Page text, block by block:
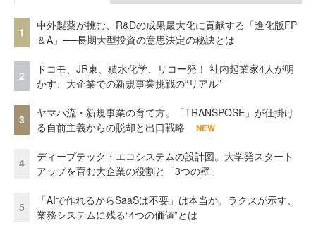
1
中外製薬が挑む、R&Dの成果最大化に貢献する「進化版FP
＆A」──長期大型投資の意思決定の秘訣とは
2
ドコモ、JR東、積水化学、リコー発！ 社内起業家4人が明
かす、大企業での新規事業挑戦の“リアル”
3
ヤマハ流・新規事業の育て方。「TRANSPOSE」が仕掛け
る自前主義からの脱却と出口戦略
NEW
4
ディープテック・エコシステムの設計図。大学発スタート
アップを育む大企業の役割と「3つの壁」
5
「AIで作れるからSaaSは不要」は本当か。ラクスが示す、
業務システムに残る“4つの価値”とは